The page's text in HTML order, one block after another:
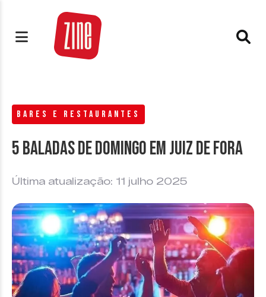
BARES E RESTAURANTES
5 Baladas de domingo em Juiz de Fora
Última atualização: 11 julho 2025